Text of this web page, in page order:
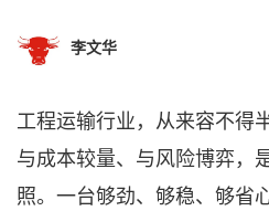
李文华
工程运输行业，从来容不得
与成本较量、与风险博弈，
照。一台够劲、够稳、够省